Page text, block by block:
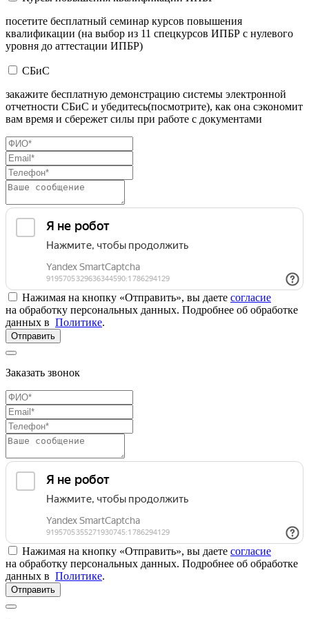
посетите бесплатный семинар курсов повышения
квалификации (на выбор из 11 спецкурсов ИПБР с нулевого
уровня до аттестации ИПБР)
СБиС
закажите бесплатную демонстрацию системы электронной
отчетности СБиС и убедитесь(посмотрите), как она сэкономит
вам время и сбережет силы при работе с документами
Нажимая на кнопку «Отправить», вы даете согласие
на обработку персональных данных. Подробнее об обработке
данных в Политике.
Отправить
Заказать звонок
Нажимая на кнопку «Отправить», вы даете согласие
на обработку персональных данных. Подробнее об обработке
данных в Политике.
Отправить